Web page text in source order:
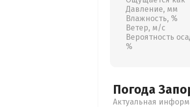
Давление, мм
Влажность, %
Ветер, м/с
Вероятность
%
Погода
Актуальная